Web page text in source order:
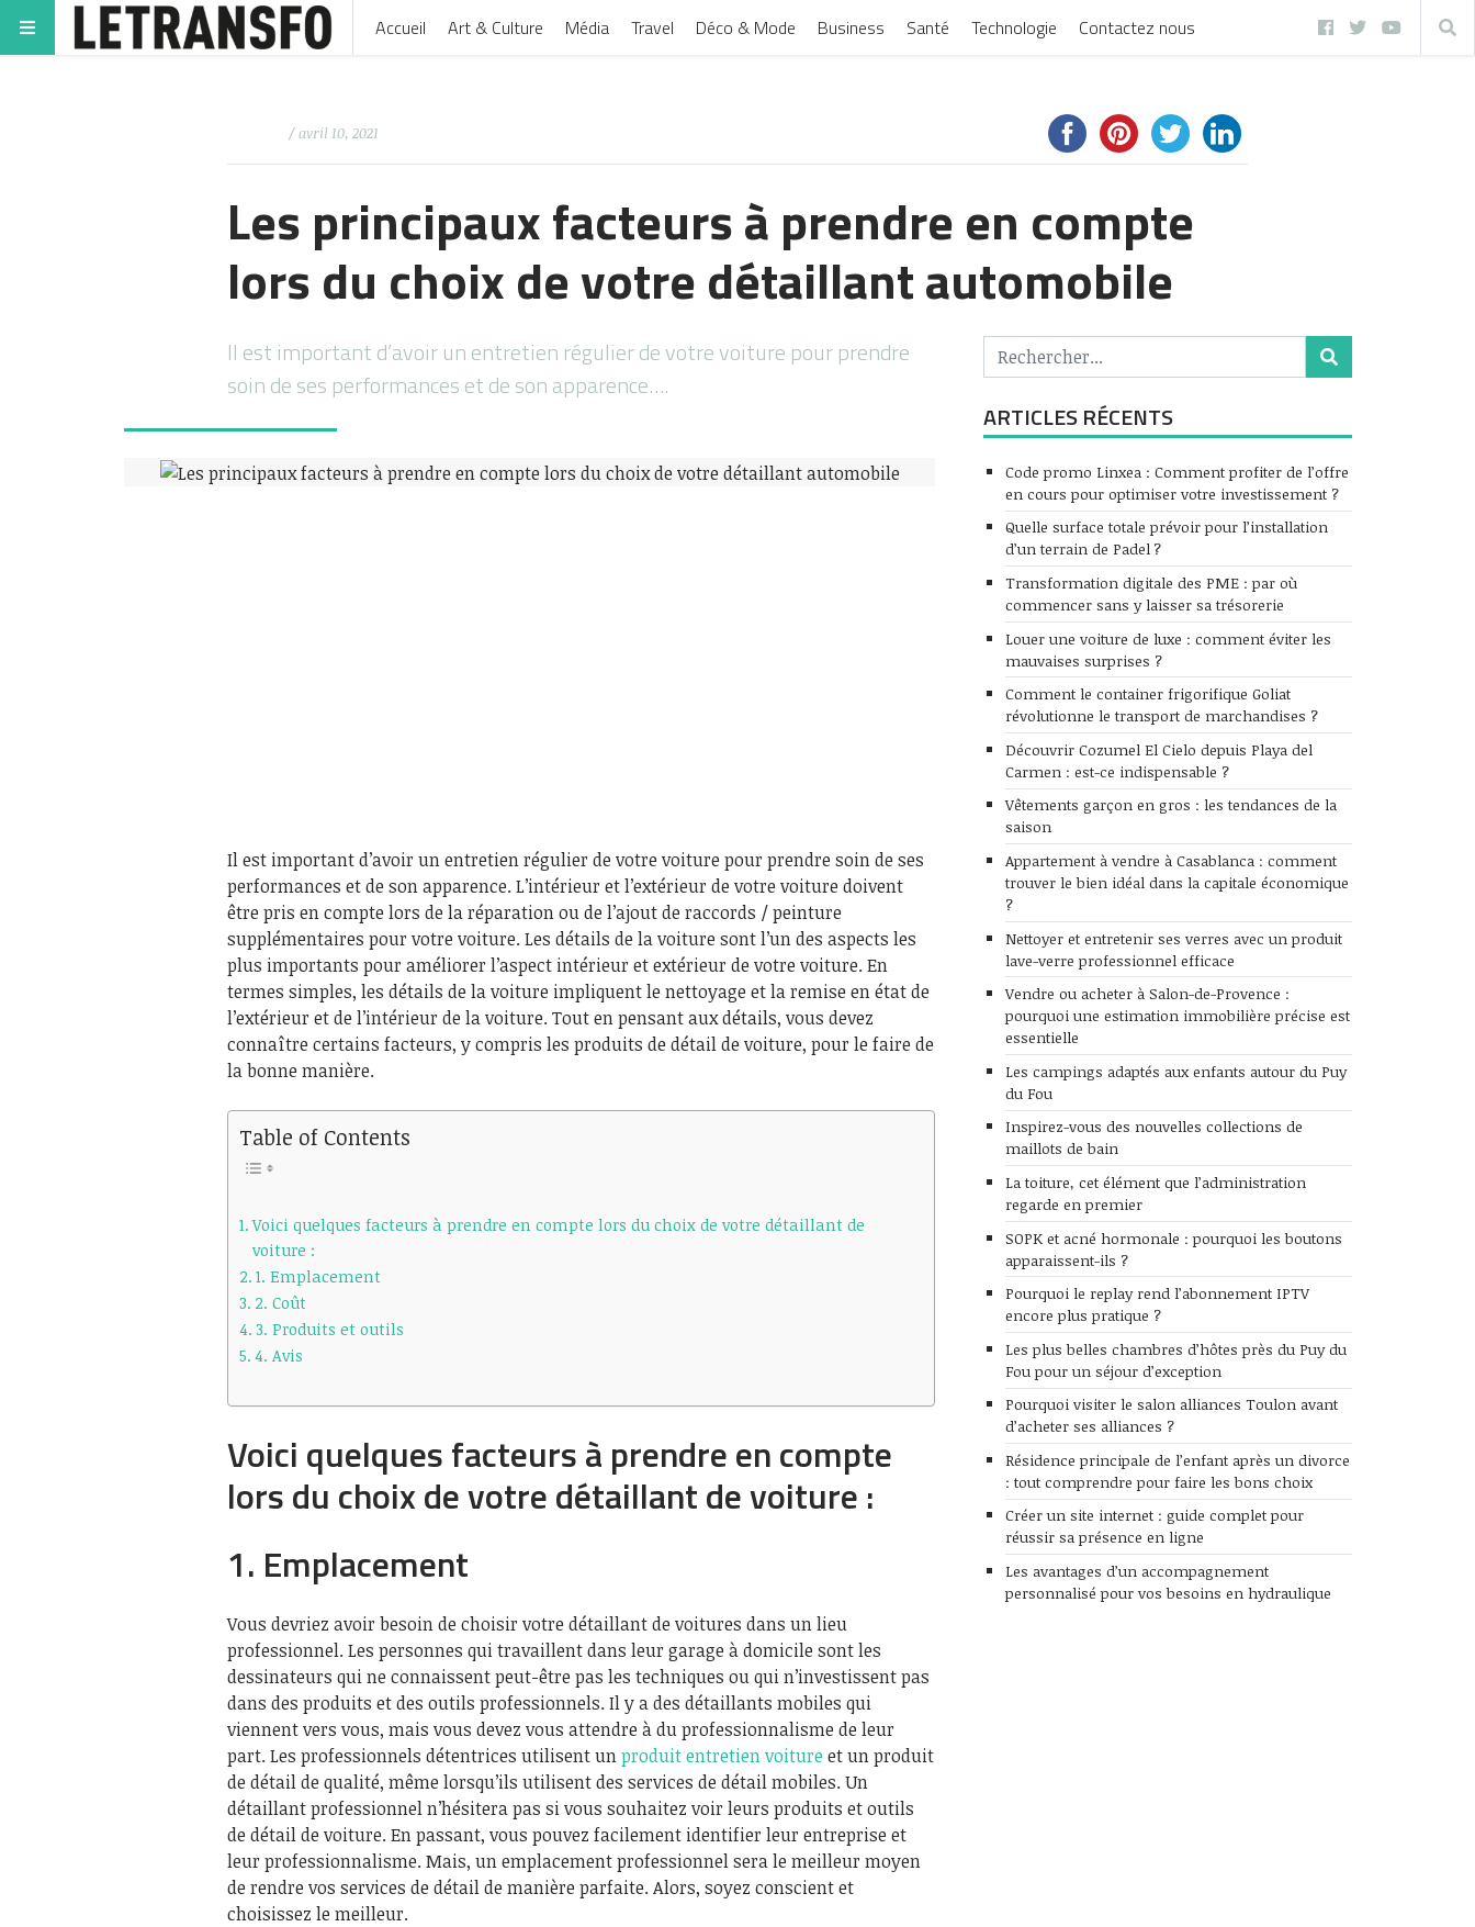
Accueil Art & Culture Média Travel Déco & Mode Business Santé Technologie Contactez nous
/ avril 10, 2021
Les principaux facteurs à prendre en compte
lors du choix de votre détaillant automobile
Il est important d’avoir un entretien régulier de votre voiture pour prendre
soin de ses performances et de son apparence….
Il est important d’avoir un entretien régulier de votre voiture pour prendre soin de ses
performances et de son apparence. L’intérieur et l’extérieur de votre voiture doivent
être pris en compte lors de la réparation ou de l’ajout de raccords / peinture
supplémentaires pour votre voiture. Les détails de la voiture sont l’un des aspects les
plus importants pour améliorer l’aspect intérieur et extérieur de votre voiture. En
termes simples, les détails de la voiture impliquent le nettoyage et la remise en état de
l’extérieur et de l’intérieur de la voiture. Tout en pensant aux détails, vous devez
connaître certains facteurs, y compris les produits de détail de voiture, pour le faire de
la bonne manière.
Table of Contents
Voici quelques facteurs à prendre en compte lors du choix de votre détaillant de
voiture :
1. Emplacement
2. Coût
3. Produits et outils
4. Avis
Voici quelques facteurs à prendre en compte
lors du choix de votre détaillant de voiture :
1. Emplacement
Vous devriez avoir besoin de choisir votre détaillant de voitures dans un lieu
professionnel. Les personnes qui travaillent dans leur garage à domicile sont les
dessinateurs qui ne connaissent peut-être pas les techniques ou qui n’investissent pas
dans des produits et des outils professionnels. Il y a des détaillants mobiles qui
viennent vers vous, mais vous devez vous attendre à du professionnalisme de leur
part. Les professionnels détentrices utilisent unproduit entretien voiture et un produit
de détail de qualité, même lorsqu’ils utilisent des services de détail mobiles. Un
détaillant professionnel n’hésitera pas si vous souhaitez voir leurs produits et outils
de détail de voiture. En passant, vous pouvez facilement identifier leur entreprise et
leur professionnalisme. Mais, un emplacement professionnel sera le meilleur moyen
de rendre vos services de détail de manière parfaite. Alors, soyez conscient et
choisissez le meilleur.
ARTICLES RÉCENTS
Code promo Linxea : Comment profiter de l’offre
en cours pour optimiser votre investissement ?
Quelle surface totale prévoir pour l’installation
d’un terrain de Padel ?
Transformation digitale des PME : par où
commencer sans y laisser sa trésorerie
Louer une voiture de luxe : comment éviter les
mauvaises surprises ?
Comment le container frigorifique Goliat
révolutionne le transport de marchandises ?
Découvrir Cozumel El Cielo depuis Playa del
Carmen : est-ce indispensable ?
Vêtements garçon en gros : les tendances de la
saison
Appartement à vendre à Casablanca : comment
trouver le bien idéal dans la capitale économique
?
Nettoyer et entretenir ses verres avec un produit
lave-verre professionnel efficace
Vendre ou acheter à Salon-de-Provence :
pourquoi une estimation immobilière précise est
essentielle
Les campings adaptés aux enfants autour du Puy
du Fou
Inspirez-vous des nouvelles collections de
maillots de bain
La toiture, cet élément que l’administration
regarde en premier
SOPK et acné hormonale : pourquoi les boutons
apparaissent-ils ?
Pourquoi le replay rend l’abonnement IPTV
encore plus pratique ?
Les plus belles chambres d’hôtes près du Puy du
Fou pour un séjour d’exception
Pourquoi visiter le salon alliances Toulon avant
d’acheter ses alliances ?
Résidence principale de l’enfant après un divorce
: tout comprendre pour faire les bons choix
Créer un site internet : guide complet pour
réussir sa présence en ligne
Les avantages d’un accompagnement
personnalisé pour vos besoins en hydraulique